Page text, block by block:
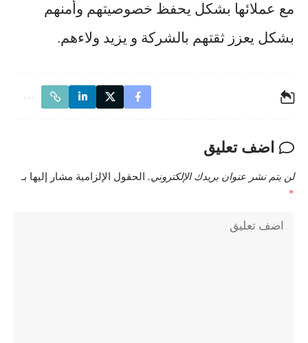
مع عملائها بشكل يحفظ خصوصيتهم وأمنهم
بشكل يعزز ثقتهم بالشركة و يزيد ولاءهم.
اضف تعليق
لن يتم نشر عنوان بريدك الإلكتروني. الحقول الإلزامية مشار إليها بـ
*